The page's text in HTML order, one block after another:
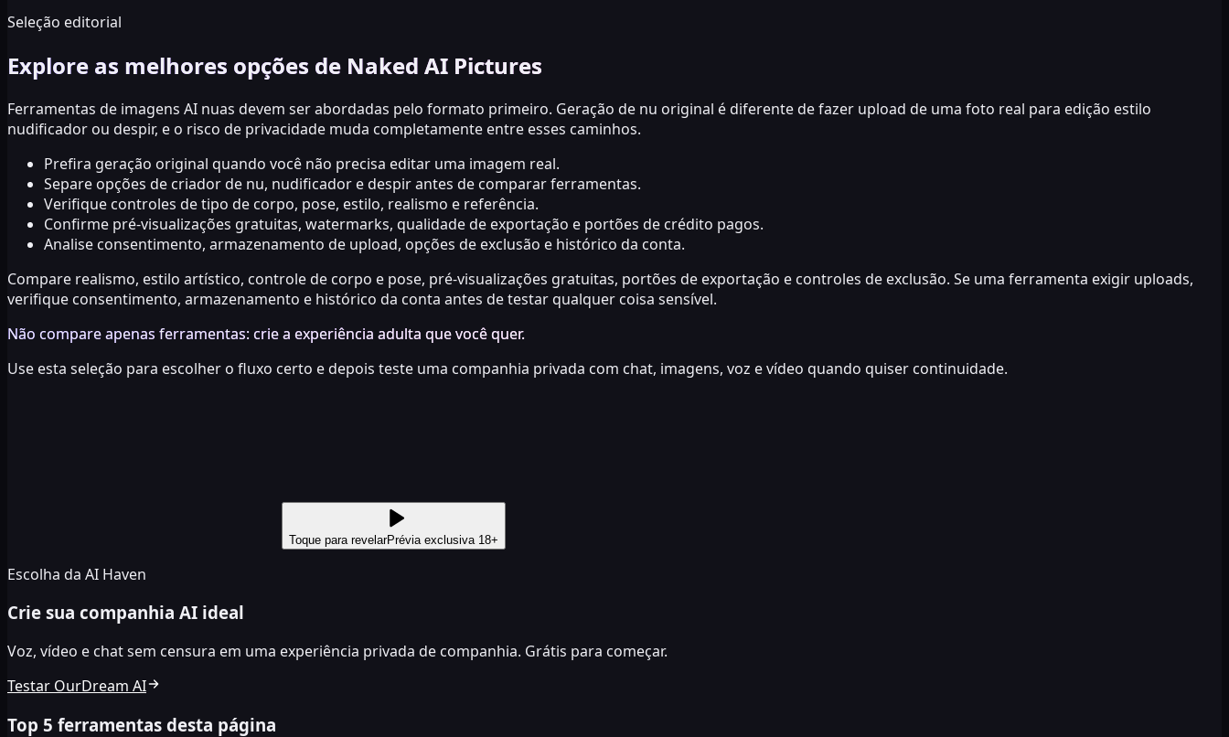
Seleção editorial
Explore as melhores opções de Naked AI Pictures
Ferramentas de imagens AI nuas devem ser abordadas pelo formato primeiro. Geração de nu original é diferente de fazer upload de uma foto real para edição estilo
nudificador ou despir, e o risco de privacidade muda completamente entre esses caminhos.
Prefira geração original quando você não precisa editar uma imagem real.
Separe opções de criador de nu, nudificador e despir antes de comparar ferramentas.
Verifique controles de tipo de corpo, pose, estilo, realismo e referência.
Confirme pré-visualizações gratuitas, watermarks, qualidade de exportação e portões de crédito pagos.
Analise consentimento, armazenamento de upload, opções de exclusão e histórico da conta.
Compare realismo, estilo artístico, controle de corpo e pose, pré-visualizações gratuitas, portões de exportação e controles de exclusão. Se uma ferramenta exigir uploads,
verifique consentimento, armazenamento e histórico da conta antes de testar qualquer coisa sensível.
Não compare apenas ferramentas: crie a experiência adulta que você quer.
Use esta seleção para escolher o fluxo certo e depois teste uma companhia privada com chat, imagens, voz e vídeo quando quiser continuidade.
Toque para revelarPrévia exclusiva 18+
Escolha da AI Haven
Crie sua companhia AI ideal
Voz, vídeo e chat sem censura em uma experiência privada de companhia. Grátis para começar.
Testar OurDream AI
Top 5 ferramentas desta página